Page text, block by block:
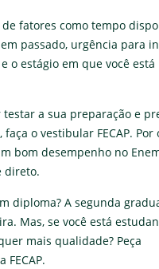
fatores como tempo
passado, urgência para
e o estágio em que você está
testar a sua preparação e
o vestibular FECAP. Por
bom desempenho no
direto.
diploma? A segunda
Mas, se você está
mais qualidade? Peça